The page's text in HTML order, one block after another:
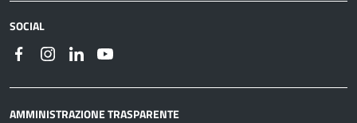
SOCIAL
AMMINISTRAZIONE TRASPARENTE